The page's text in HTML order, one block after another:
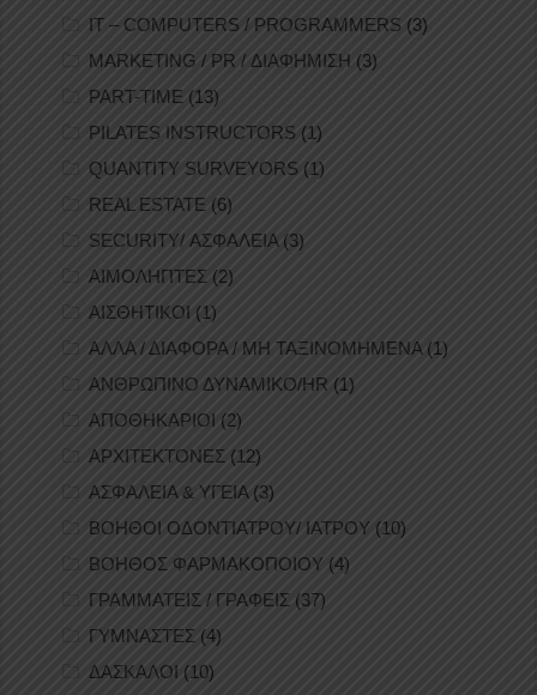
IT – COMPUTERS / PROGRAMMERS (3)
MARKETING / PR / ΔΙΑΦΗΜΙΣΗ (3)
PART-TIME (13)
PILATES INSTRUCTORS (1)
QUANTITY SURVEYORS (1)
REAL ESTATE (6)
SECURITY/ ΑΣΦΑΛΕΙΑ (3)
ΑΙΜΟΛΗΠΤΕΣ (2)
ΑΙΣΘΗΤΙΚΟΙ (1)
ΑΛΛΑ / ΔΙΑΦΟΡΑ / ΜΗ ΤΑΞΙΝΟΜΗΜΕΝΑ (1)
ΑΝΘΡΩΠΙΝΟ ΔΥΝΑΜΙΚΟ/HR (1)
ΑΠΟΘΗΚΑΡΙΟΙ (2)
ΑΡΧΙΤΕΚΤΟΝΕΣ (12)
ΑΣΦΑΛΕΙΑ & ΥΓΕΙΑ(3)
ΒΟΗΘΟΙ ΟΔΟΝΤΙΑΤΡΟΥ/ ΙΑΤΡΟΥ (10)
ΒΟΗΘΟΣ ΦΑΡΜΑΚΟΠΟΙΟΥ (4)
ΓΡΑΜΜΑΤΕΙΣ / ΓΡΑΦΕΙΣ (37)
ΓΥΜΝΑΣΤΕΣ (4)
ΔΑΣΚΑΛΟΙ (10)